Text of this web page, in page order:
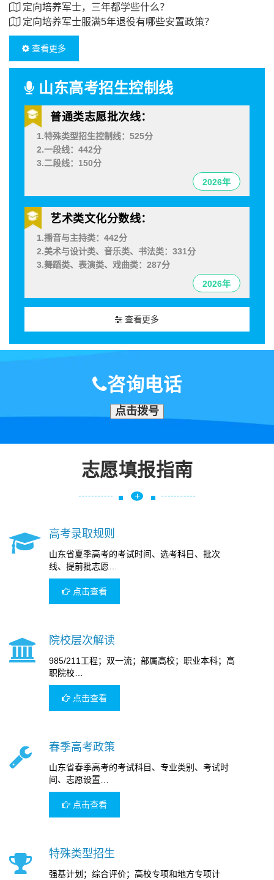
定向培养军士，三年都学些什么？
定向培养军士服满5年退役有哪些安置政策？
查看更多
山东高考招生控制线
普通类志愿批次线：
1.特殊类型招生控制线：525分
2.一段线：442分
3.二段线：150分
2026年
艺术类文化分数线：
1.播音与主持类：442分
2.美术与设计类、音乐类、书法类：331分
3.舞蹈类、表演类、戏曲类：287分
2026年
查看更多
咨询电话
点击拨号
志愿填报指南
+
高考录取规则
山东省夏季高考的考试时间、选考科目、批次
线、提前批志愿…
点击查看
院校层次解读
985/211工程；双一流；部属高校；职业本科；高
职院校…
点击查看
春季高考政策
山东省春季高考的考试科目、专业类别、考试时
间、志愿设置…
点击查看
特殊类型招生
强基计划；综合评价；高校专项和地方专项计